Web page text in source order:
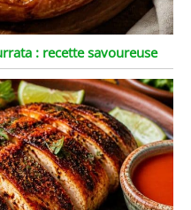
: recette savoureuse